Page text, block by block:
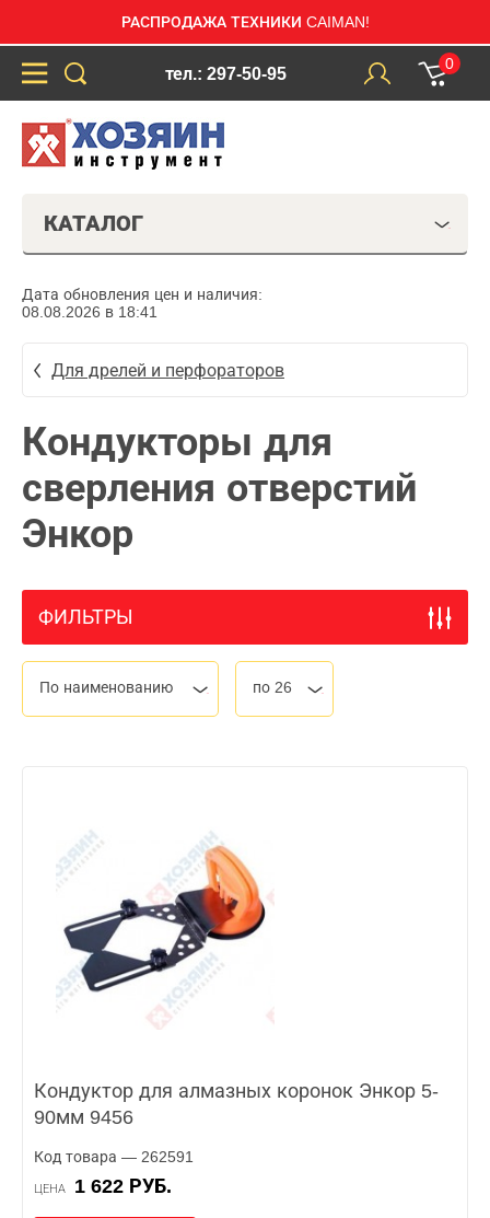
РАСПРОДАЖА ТЕХНИКИ CAIMAN!
тел.: 297-50-95
0
КАТАЛОГ
Дата обновления цен и наличия:
08.08.2026 в 18:41
Для дрелей и перфораторов
Кондукторы для
сверления отверстий
Энкор
ФИЛЬТРЫ
По наименованию по 26
Кондуктор для алмазных коронок Энкор 5-
90мм 9456
Код товара — 262591
ЦЕНА 1 622 РУБ.